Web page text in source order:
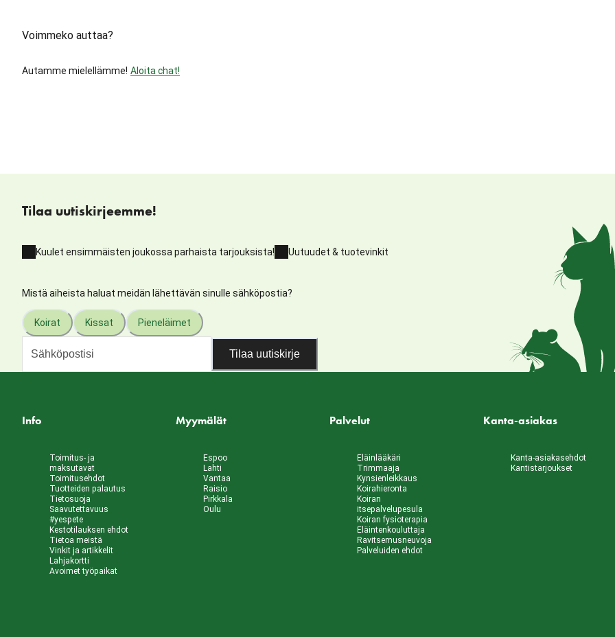
Voimmeko auttaa?
Autamme mielellämme! Aloita chat!
Tilaa uutiskirjeemme!
Kuulet ensimmäisten joukossa parhaista tarjouksista! Uutuudet & tuotevinkit
Mistä aiheista haluat meidän lähettävän sinulle sähköpostia?
Koirat Kissat Pieneläimet
Tilaa uutiskirje
Info
Toimitus- ja
maksutavat
Toimitusehdot
Tuotteiden palautus
Tietosuoja
Saavutettavuus
#yespete
Kestotilauksen ehdot
Tietoa meistä
Vinkit ja artikkelit
Lahjakortti
Avoimet työpaikat
Myymälät
Espoo
Lahti
Vantaa
Raisio
Pirkkala
Oulu
Palvelut
Eläinlääkäri
Trimmaaja
Kynsienleikkaus
Koirahieronta
Koiran
itsepalvelupesula
Koiran fysioterapia
Eläintenkouluttaja
Ravitsemusneuvoja
Palveluiden ehdot
Kanta-asiakas
Kanta-asiakasehdot
Kantistarjoukset